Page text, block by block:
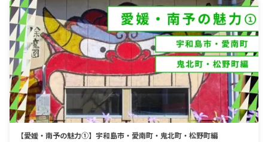
【愛媛・南予の魅力①】宇和島市・愛南町・鬼北町・松野町編